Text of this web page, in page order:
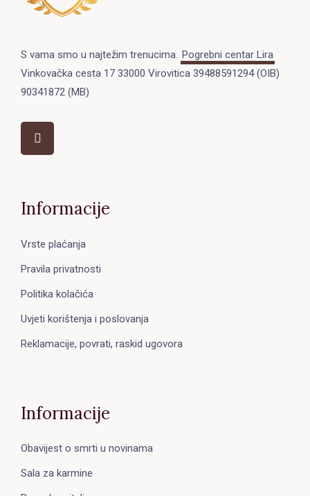
S vama smo u najtežim trenucima. Pogrebni centar Lira
Vinkovačka cesta 17 33000 Virovitica 39488591294 (OIB)
90341872 (MB)
Informacije
Vrste plaćanja
Pravila privatnosti
Politika kolačića
Uvjeti korištenja i poslovanja
Reklamacije, povrati, raskid ugovora
Informacije
Obavijest o smrti u novinama
Sala za karmine